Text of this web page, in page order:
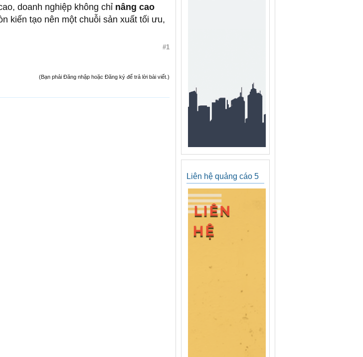
doanh nghiệp không chỉ nâng cao
kiến tạo nên một chuỗi sản xuất tối ưu,
#1
(Bạn phải Đăng nhập hoặc Đăng ký để trả lời bài viết.)
Liên hệ quảng cáo 5